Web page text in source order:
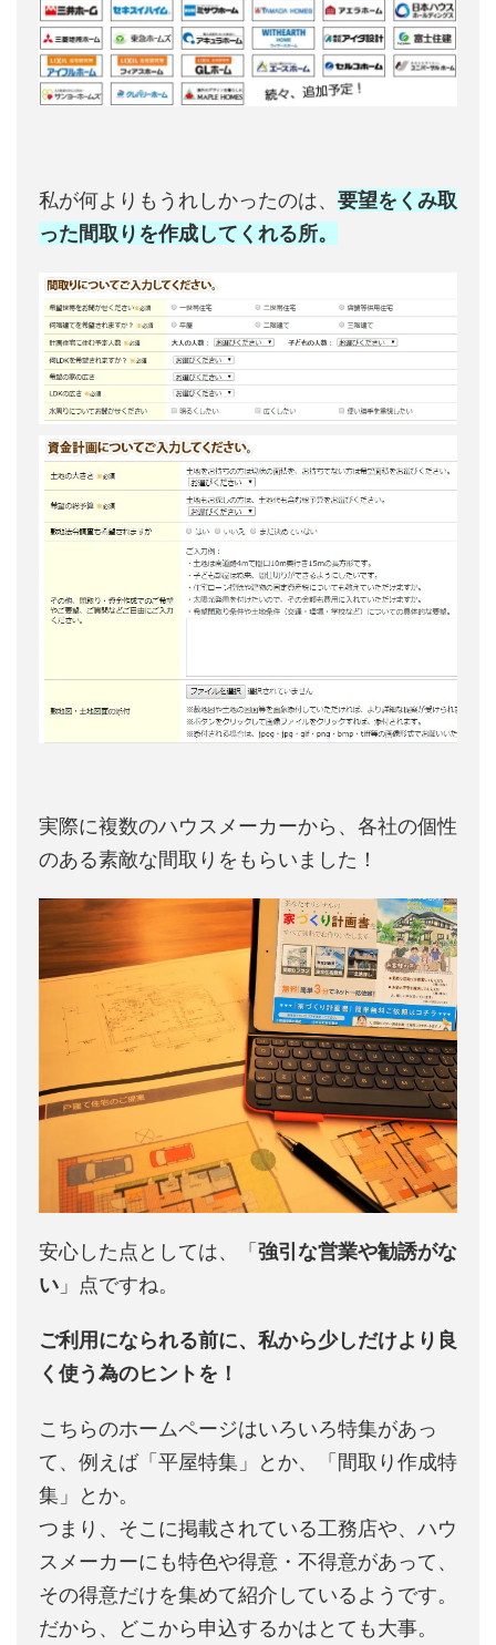
私が何よりもうれしかったのは、 要望をくみ取
った間取りを作成してくれる所。
実際に複数のハウスメーカーから、各社の個性
のある素敵な間取りをもらいました！
安心した点としては、「強引な営業や勧誘がな
い 」点ですね。
ご利用になられる前に、私から少しだけより良
く使う為のヒントを！
こちらのホームページはいろいろ特集があっ
て、例えば「平屋特集」とか、「間取り作成特
集」とか。
つまり、そこに掲載されている工務店や、ハウ
スメーカーにも特色や得意・不得意があって、
その得意だけを集めて紹介しているようです。
だから、どこから申込するかはとても大事。